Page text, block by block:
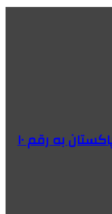
افزایش حجم تجارت بین ایران و پاکستان به رقم ۱۰